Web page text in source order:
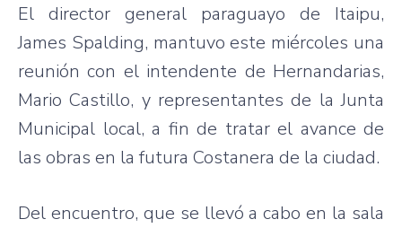
El director general paraguayo de Itaipu,
James Spalding, mantuvo este miércoles una
reunión con el intendente de Hernandarias,
Mario Castillo, y representantes de la Junta
Municipal local, a fin de tratar el avance de
las obras en la futura Costanera de la ciudad.
Del encuentro, que se llevó a cabo en la sala